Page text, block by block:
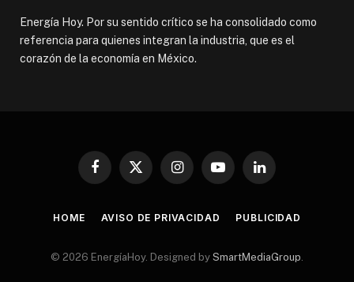
Energía Hoy. Por su sentido crítico se ha consolidado como
referencia para quienes integran la industria, que es el
corazón de la economía en México.
Facebook
X
InstagramYouTubeLinkedIn
HOME AVISO DE PRIVACIDAD PUBLICIDAD
© 2026 EnergíaHoy. Designed by SmartMediaGroup